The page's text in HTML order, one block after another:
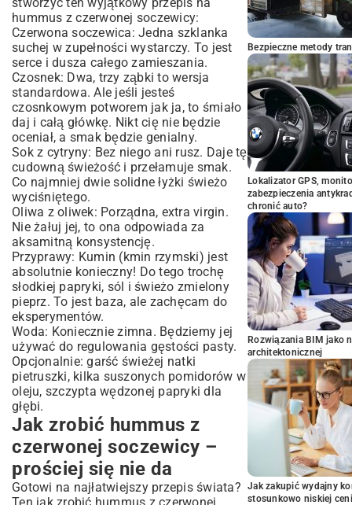
hummus z czerwonej soczewicy:
Czerwona soczewica: Jedna szklanka
suchej w zupełności wystarczy. To jest
serce i dusza całego zamieszania.
Czosnek: Dwa, trzy ząbki to wersja
standardowa. Ale jeśli jesteś
czosnkowym potworem jak ja, to śmiało
daj i całą główkę. Nikt cię nie będzie
oceniał, a smak będzie genialny.
Sok z cytryny: Bez niego ani rusz. Daje tę
cudowną świeżość i przełamuje smak.
Co najmniej dwie solidne łyżki świeżo
wyciśniętego.
Oliwa z oliwek: Porządna, extra virgin.
Nie żałuj jej, to ona odpowiada za
aksamitną konsystencję.
Przyprawy: Kumin (kmin rzymski) jest
absolutnie konieczny! Do tego trochę
słodkiej papryki, sól i świeżo zmielony
pieprz. To jest baza, ale zachęcam do
eksperymentów.
Woda: Koniecznie zimna. Będziemy jej
używać do regulowania gęstości pasty.
Opcjonalnie: garść świeżej natki
pietruszki, kilka suszonych pomidorów w
oleju, szczypta wędzonej papryki dla
głębi.
Jak zrobić hummus z
czerwonej soczewicy –
prościej się nie da
Gotowi na najłatwiejszy przepis świata?
Bezpieczne metody
Lokalizator GPS,
zabezpieczenia
chronić auto?
Rozwiązania BIM jako
architektonicznej
Jak zakupić wydajny
stosunkowo niskiej